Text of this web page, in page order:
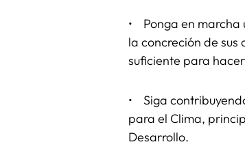
• Ponga en marcha
la concreción de
suficiente para
• Siga
para el Clima,
Desarrollo.